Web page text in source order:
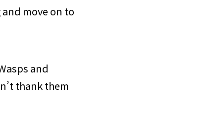
move on to
and
thank them